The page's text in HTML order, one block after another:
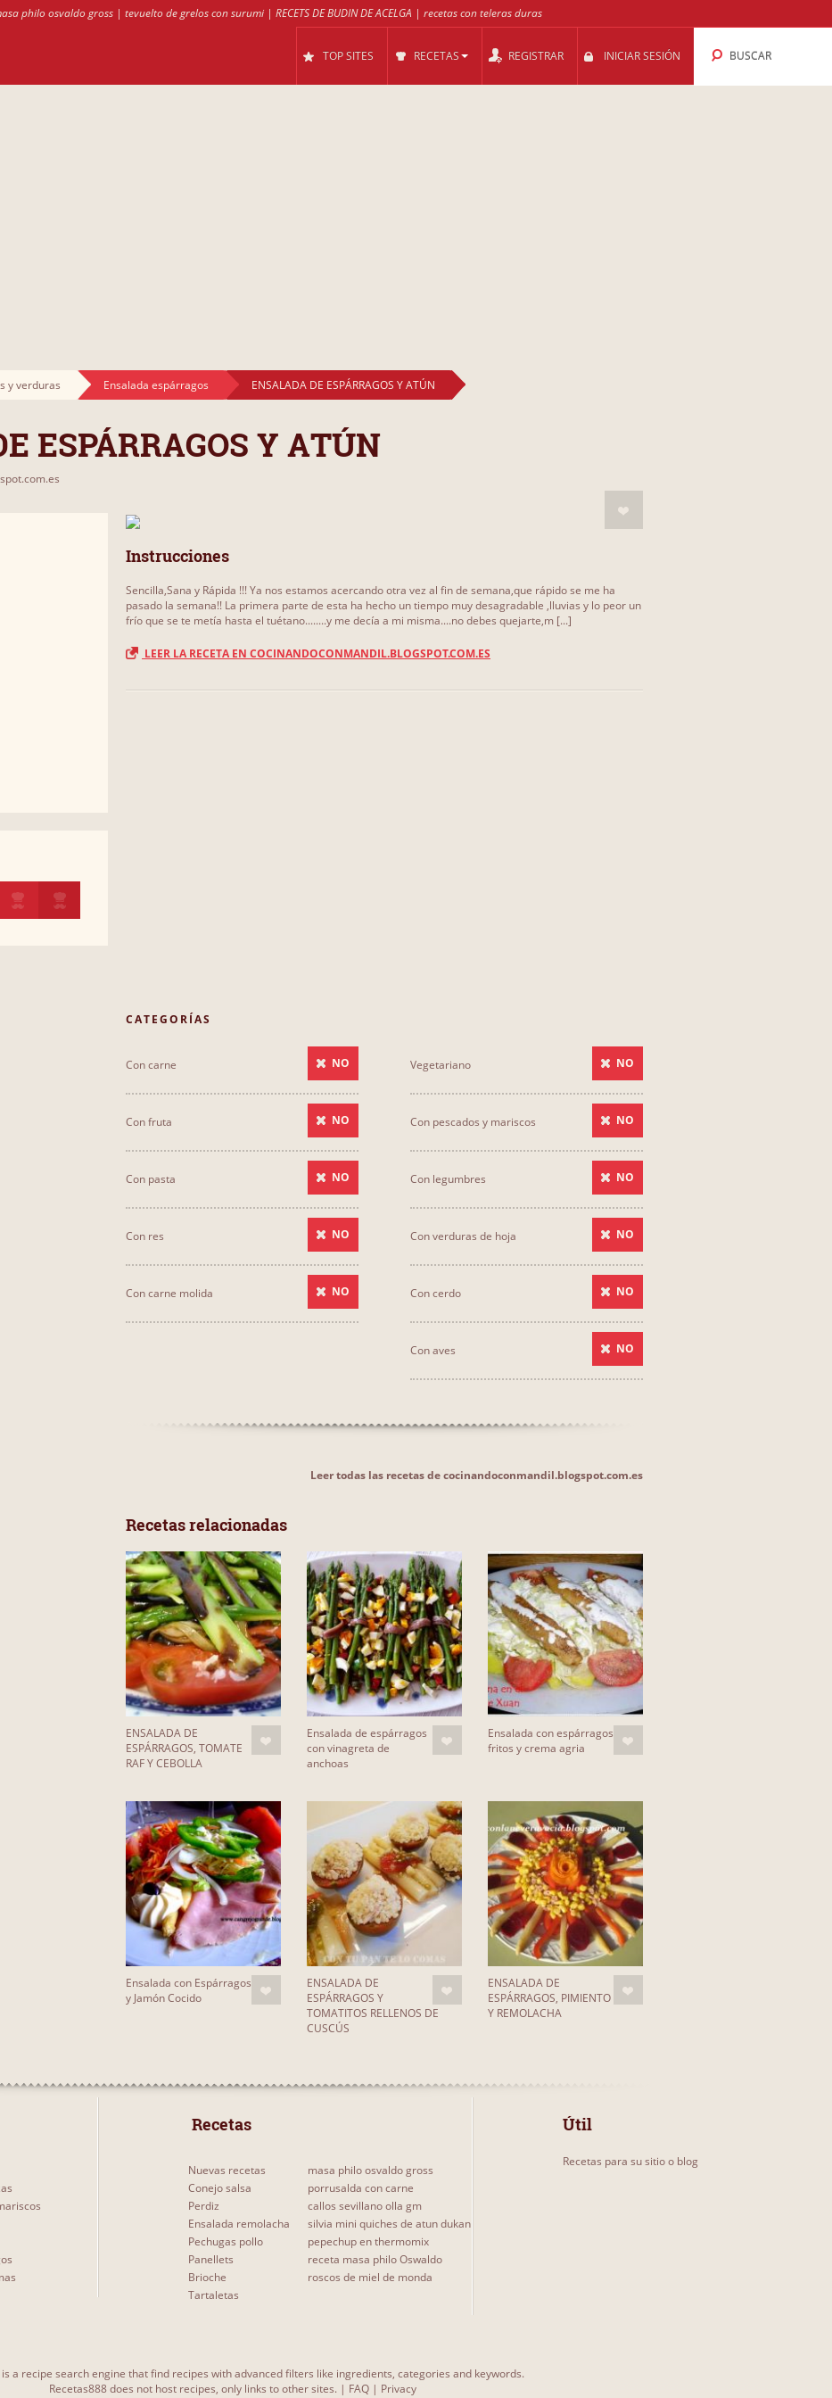
philo osvaldo gross| tevuelto de grelos con surumi| RECETS DE BUDIN DE ACELGA | recetas con teleras duras
TOP SITES RECETAS REGISTRAR INICIAR SESIÓN BUSCAR
y verduras Ensalada espárragos ENSALADA DE ESPÁRRAGOS Y ATÚN
ESPÁRRAGOS Y ATÚN
Instrucciones
Sencilla,Sana y Rápida !!! Ya nos estamos acercando otra vez al fin de semana,que rápido se me ha
pasado la semana!! La primera parte de esta ha hecho un tiempo muy desagradable ,lluvias y lo peor un
frío que se te metía hasta el tuétano........y me decía a mi misma....no debes quejarte,m [...]
LEER LA RECETA EN COCINANDOCONMANDIL.BLOGSPOT.COM.ES
CATEGORÍAS
Vegetariano NO
Con carne NO
Con pescados y mariscos NO
Con fruta NO
Con legumbres NO
Con pasta NO
Con verduras de hoja NO
Con res NO
Con cerdo NO
Con carne molida NO
Con aves NO
Leer todas las recetas de cocinandoconmandil.blogspot.com.es
Recetas relacionadas
ENSALADA DE
ESPÁRRAGOS, TOMATE
RAF Y CEBOLLA
Ensalada de espárragos
con vinagreta de
anchoas
Ensalada con espárragos
fritos y crema agria
Ensalada con Espárragos
y Jamón Cocido
ENSALADA DE
ESPÁRRAGOS Y
TOMATITOS RELLENOS DE
CUSCÚS
ENSALADA DE
ESPÁRRAGOS, PIMIENTO
Y REMOLACHA
Recetas
Nuevas recetas
Conejo salsa
Perdiz
Ensalada remolacha
Pechugas pollo
Panellets
Brioche
Tartaletas
masa philo osvaldo gross
porrusalda con carne
callos sevillano olla gm
silvia mini quiches de atun dukan
pepechup en thermomix
receta masa philo Oswaldo
roscos de miel de monda
Útil
Recetas para su sitio o blog
is a recipe search engine that find recipes with advanced filters like ingredients, categories and keywords.
Recetas888 does not host recipes, only links to other sites. | FAQ | Privacy